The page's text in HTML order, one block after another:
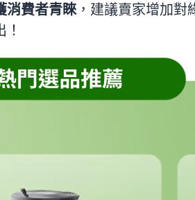
消費者青睞，建議賣家增加對